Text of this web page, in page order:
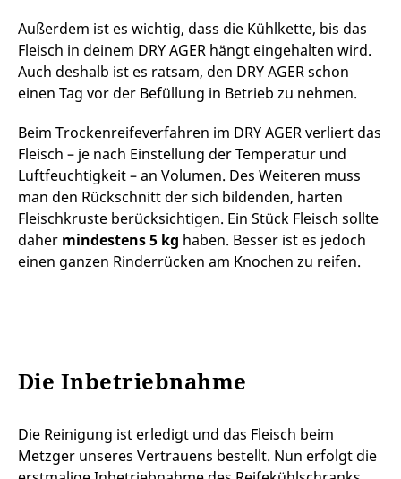
Außerdem ist es wichtig, dass die Kühlkette, bis das
Fleisch in deinem DRY AGER hängt eingehalten wird.
Auch deshalb ist es ratsam, den DRY AGER schon
einen Tag vor der Befüllung in Betrieb zu nehmen.
Beim Trockenreifeverfahren im DRY AGER verliert das
Fleisch – je nach Einstellung der Temperatur und
Luftfeuchtigkeit – an Volumen. Des Weiteren muss
man den Rückschnitt der sich bildenden, harten
Fleischkruste berücksichtigen. Ein Stück Fleisch sollte
daher mindestens 5 kg haben. Besser ist es jedoch
einen ganzen Rinderrücken am Knochen zu reifen.
Die Inbetriebnahme
Die Reinigung ist erledigt und das Fleisch beim
Metzger unseres Vertrauens bestellt. Nun erfolgt die